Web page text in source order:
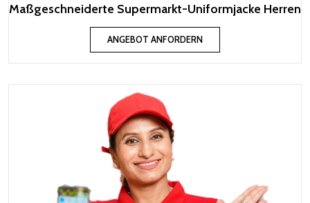
Maßgeschneiderte Supermarkt-Uniformjacke Herren
ANGEBOT ANFORDERN